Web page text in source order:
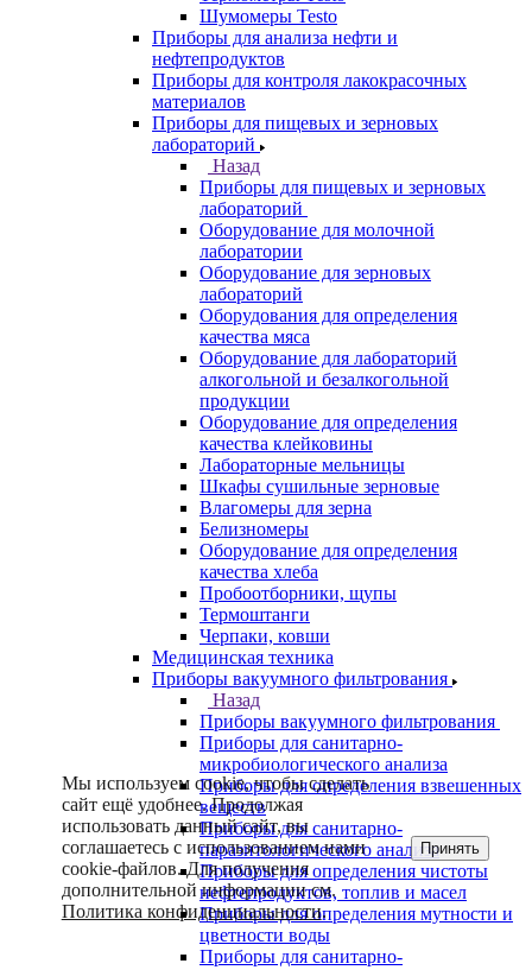
Шумомеры Testo
Приборы для анализа нефти и
нефтепродуктов
Приборы для контроля лакокрасочных
материалов
Приборы для пищевых и зерновых
лабораторий
Назад
Приборы для пищевых и зерновых
лабораторий
Оборудование для молочной
лаборатории
Оборудование для зерновых
лабораторий
Оборудования для определения
качества мяса
Оборудование для лабораторий
алкогольной и безалкогольной
продукции
Оборудование для определения
качества клейковины
Лабораторные мельницы
Шкафы сушильные зерновые
Влагомеры для зерна
Белизномеры
Оборудование для определения
качества хлеба
Пробоотборники, щупы
Термоштанги
Черпаки, ковши
Медицинская техника
Приборы вакуумного фильтрования
Назад
Приборы вакуумного фильтрования
Приборы для санитарно-
микробиологического анализа
Приборы для определения взвешенных
веществ
Приборы для санитарно-
паразитологического анализа
Приборы для определения чистоты
нефтепродуктов, топлив и масел
Приборы для определения мутности и
цветности воды
Приборы для санитарно-
Мы используем cookie, чтобы сделать
сайт ещё удобнее. Продолжая
использовать данный сайт, вы
соглашаетесь с использованием нами
cookie-файлов. Для получения
дополнительной информации см.
Политика конфиденциальности.
Принять